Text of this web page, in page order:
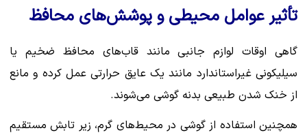
تأثیر عوامل محیطی و پوشش‌های محافظ
گاهی اوقات لوازم جانبی مانند قاب‌های محافظ ضخیم یا
سیلیکونی غیراستاندارد مانند یک عایق حرارتی عمل کرده و مانع
از خنک شدن طبیعی بدنه گوشی می‌شوند.
همچنین استفاده از گوشی در محیط‌های گرم، زیر تابش مستقیم